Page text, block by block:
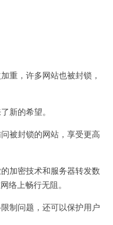
，许多网站也被封锁，
新的希望。
被封锁的网站，享受更高
加密技术和服务器转发数
络上畅行无阻。
制问题，还可以保护用户